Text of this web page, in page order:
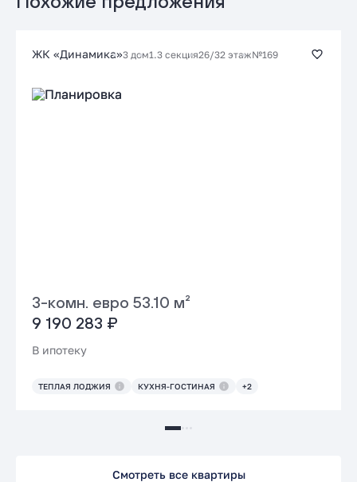
ЖК «Динамика»3 дом1.3 секция26/32 этаж№169
3-комн. евро 53.10 м²
9 190 283 ₽
В ипотеку
ТЕПЛАЯ ЛОДЖИЯ КУХНЯ-ГОСТИНАЯ +2
Смотреть все квартиры